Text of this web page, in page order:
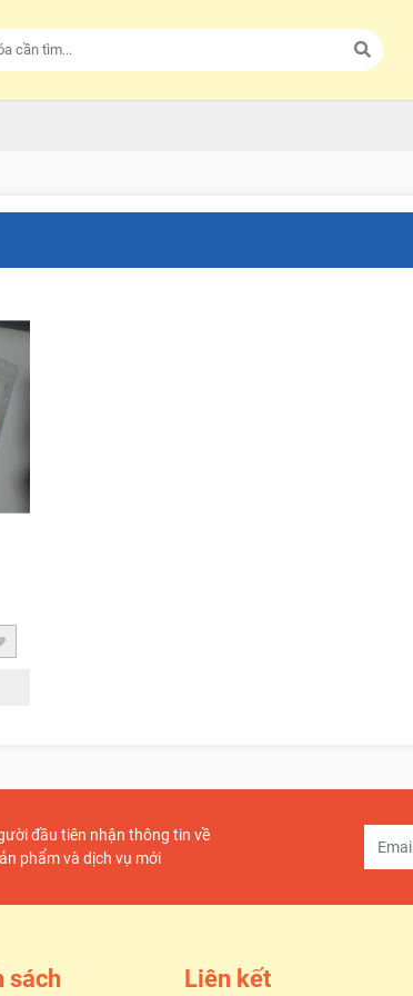
đầu tiên nhận thông tin về
phẩm và dịch vụ mới
sách Liên kết